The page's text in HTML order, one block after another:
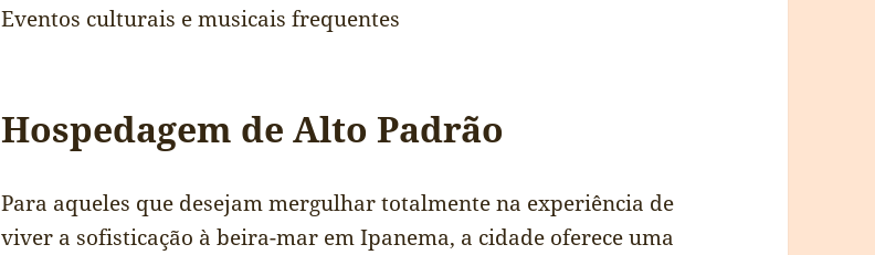
Eventos culturais e musicais frequentes
Hospedagem de Alto Padrão
Para aqueles que desejam mergulhar totalmente na experiência de
viver a sofisticação à beira-mar em Ipanema, a cidade oferece uma